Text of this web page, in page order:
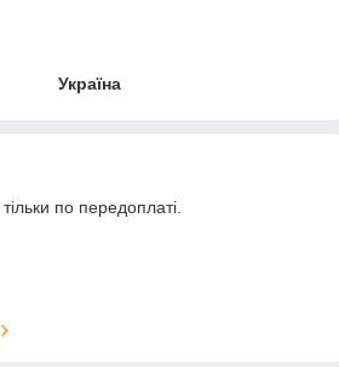
Україна
по передоплаті.